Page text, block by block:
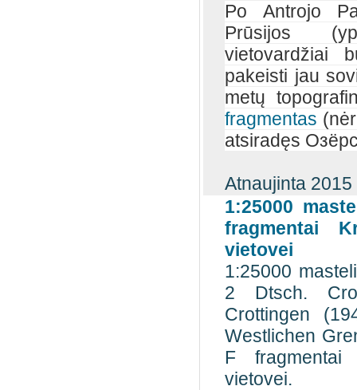
Po Antrojo
Prūsijos
vietovardžiai
pakeisti jau
metų
fragmentas
atsiradęs
Atnaujinta 2015
1:25000
fragmentai
vietovei
1:25000
2 Dtsch.
Crottingen
Westlichen
F fragmentai
vietovei.